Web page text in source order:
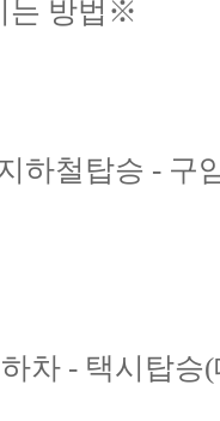
는 방법※
하철탑승 -
차 - 택시탑승